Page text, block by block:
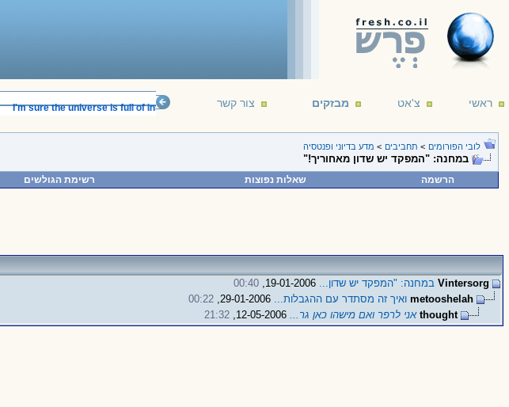
ראשי צ'אט מבזקים צור קשר
I'm sure the universe is full of intelligent life. It's just been too intelligent to come here. --- Arthur C. Clarke 16/12/
לובי הפורומים > תחביבים > מדע בדיוני ופנטסיה
במחנה: "המפקד יש שדון מאחוריך!"
הרשמה שאלות נפוצות רשימת הגולשים
Vintersorg במחנה: "המפקד יש שדון...
00:40
metooshelah ואיך זה מסתדר עם ההגבלות...
00:22
thought אני לרפר ואם מישהו כאן גר...12-05-2006,
21:32